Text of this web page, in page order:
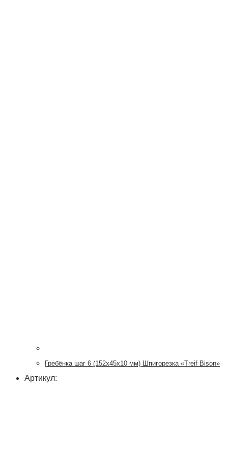
Гребёнка шаг 6 (152х45х10 мм) Шпигорезка «Treif Bison»
Артикул: